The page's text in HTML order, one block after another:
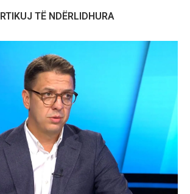
TË NDËRLIDHURA